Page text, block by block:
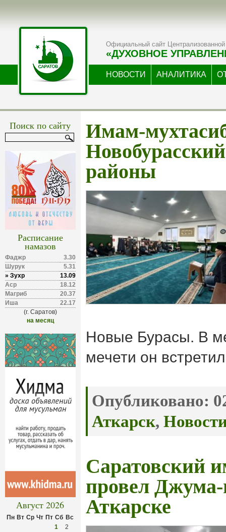
Официальный сайт Централизованной
«ДУХОВНОЕ
НОВОСТИ АНАЛИТИКА
Поиск по сайту
Расписание
намазов
Фаджр
3.30
Шурук
5.31
» Зухр
13.09
Аср
18.12
Магриб
20.37
Иша
22.17
(г. Саратов)
на месяц
Август 2026
Пн Вт Ср Чт Пт Сб Вс
1
2
Имам-
районы
Новые Бурасы. В
мечети он
Опубликовано:
Аткарск,
Саратовский
провел
Аткарске